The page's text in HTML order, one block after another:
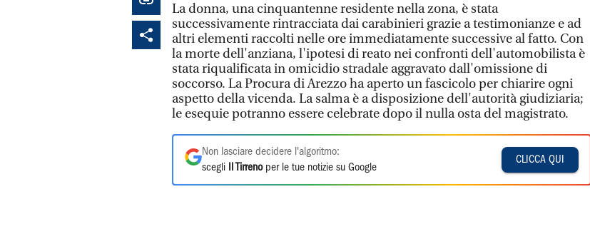
La donna, una cinquantenne residente nella zona, è stata
successivamente rintracciata dai carabinieri grazie a testimonianze e ad
altri elementi raccolti nelle ore immediatamente successive al fatto. Con
la morte dell'anziana, l'ipotesi di reato nei confronti dell'automobilista è
stata riqualificata in omicidio stradale aggravato dall'omissione di
soccorso. La Procura di Arezzo ha aperto un fascicolo per chiarire ogni
aspetto della vicenda. La salma è a disposizione dell'autorità giudiziaria;
le esequie potranno essere celebrate dopo il nulla osta del magistrato.
Non lasciare decidere l'algoritmo:
scegli
Il Tirrenoper le tue notizie su Google
CLICCA QUI